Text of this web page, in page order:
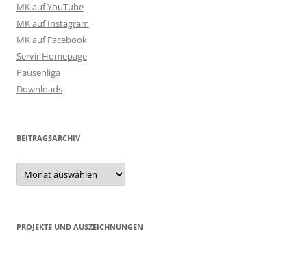
MK auf YouTube
MK auf Instagram
MK auf Facebook
Servir Homepage
Pausenliga
Downloads
BEITRAGSARCHIV
Beitragsarchiv
PROJEKTE UND AUSZEICHNUNGEN